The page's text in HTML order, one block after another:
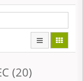
(20)